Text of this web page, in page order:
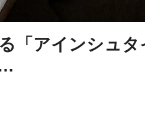
「アインシュタ